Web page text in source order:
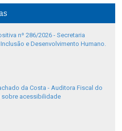
nº 286/2026 - Secretaria
e Desenvolvimento Humano.
da Costa - Auditora Fiscal do
sobre acessibilidade